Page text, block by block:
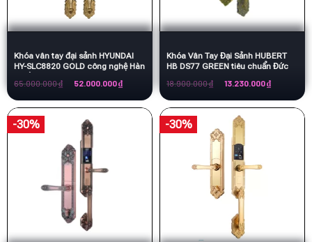
Khóa vân tay đại sảnh HYUNDAI
HY-SLC8820 GOLD công nghệ Hàn
65.000.000₫
Giá
là:
65.000.000 ₫.
52.000.000₫Giá
hiện
tại
là:
52.000.000 ₫.
Khóa Vân Tay Đại Sảnh HUBERT
HB DS77 GREEN tiêu chuẩn Đức
18.900.000₫
Giá
là:
18.900.000 ₫.
13.230.000₫Giá
hiện
tại
là:
13.230.000
-30% -30%